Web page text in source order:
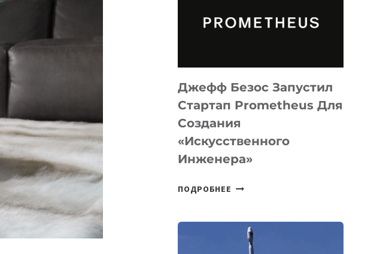
ДЛЯ
И
LINUX
Джефф Безос Запустил
Стартап Prometheus Для
Создания
«искусственного
Инженера»
ПОДРОБНЕЕ ДЖЕФФ
СТАРТАП
PROMETHEUS